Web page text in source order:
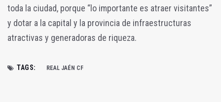
toda la ciudad, porque “lo importante es atraer visitantes”
y dotar a la capital y la provincia de infraestructuras
atractivas y generadoras de riqueza.
TAGS: REAL JAÉN CF